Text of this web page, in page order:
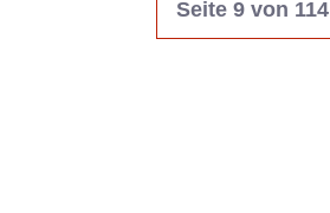
Seite 9 von 114